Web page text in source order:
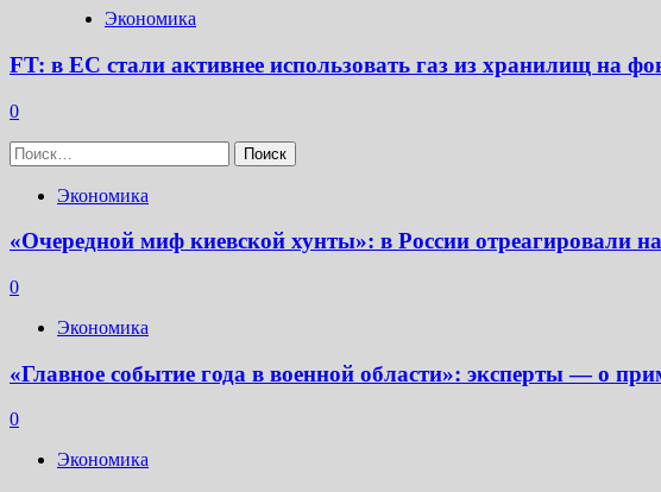
Экономика
FT: в ЕС стали активнее использовать газ из хранилищ на
0
Найти:
Экономика
«Очередной миф киевской хунты»: в России отреагировали
0
Экономика
«Главное событие года в военной области»: эксперты — о
0
Экономика